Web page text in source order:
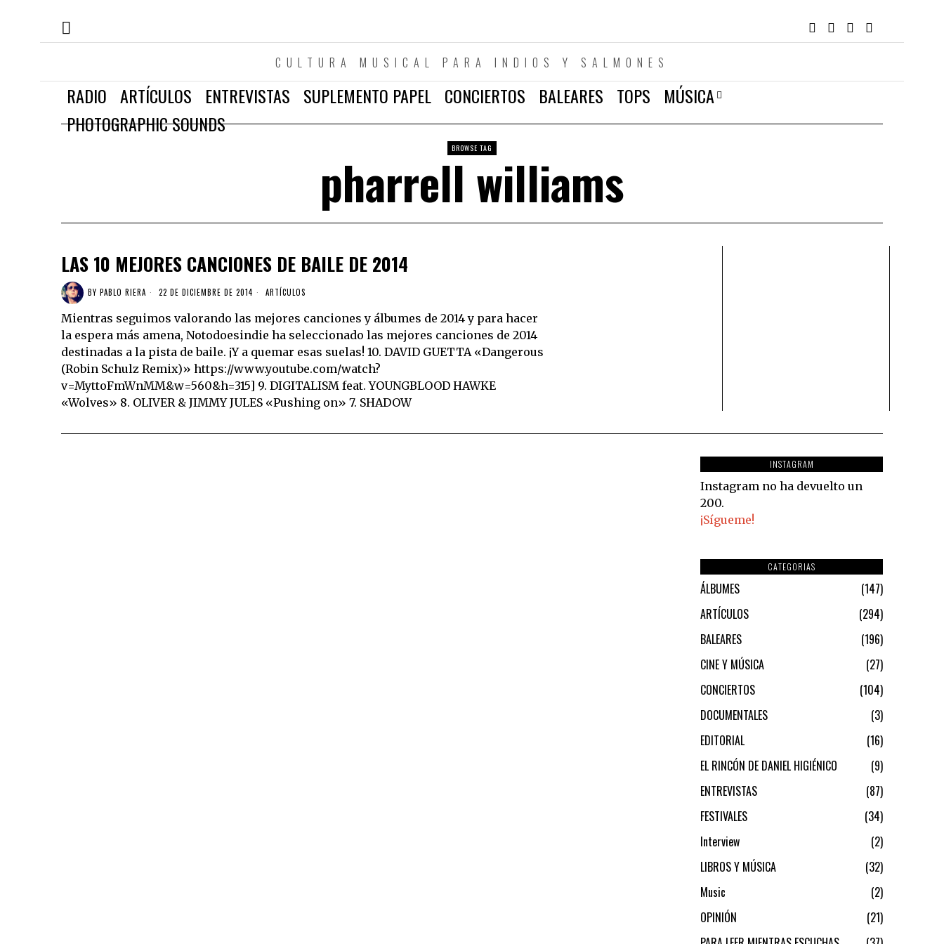
CULTURA MUSICAL PARA INDIOS Y SALMONES
RADIO ARTÍCULOS ENTREVISTAS SUPLEMENTO PAPEL CONCIERTOS BALEARES TOPS
MÚSICA
PHOTOGRAPHIC SOUNDS
BROWSE TAG
pharrell williams
LAS 10 MEJORES CANCIONES DE BAILE DE 2014
BY PABLO RIERA 22 DE DICIEMBRE DE 2014 ARTÍCULOS
Mientras seguimos valorando las mejores canciones y álbumes de 2014 y para hacer
la espera más amena, Notodoesindie ha seleccionado las mejores canciones de 2014
destinadas a la pista de baile. ¡Y a quemar esas suelas! 10. DAVID GUETTA «Dangerous
(Robin Schulz Remix)» https://www.youtube.com/watch?
v=MyttoFmWnMM&w=560&h=315] 9. DIGITALISM feat. YOUNGBLOOD HAWKE
«Wolves» 8. OLIVER & JIMMY JULES «Pushing on» 7. SHADOW
INSTAGRAM
Instagram no ha devuelto un
200.
¡Sígueme!
CATEGORIAS
ÁLBUMES
147
ARTÍCULOS
294
BALEARES
196
CINE Y MÚSICA
27
CONCIERTOS
104
DOCUMENTALES
3
EDITORIAL
16
EL RINCÓN DE DANIEL HIGIÉNICO
9
ENTREVISTAS
87
FESTIVALES
34
Interview
2
LIBROS Y MÚSICA
32
Music
2
OPINIÓN
21